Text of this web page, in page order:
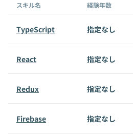
スキル名 経験年数
TypeScript 指定なし
React 指定なし
Redux 指定なし
Firebase 指定なし